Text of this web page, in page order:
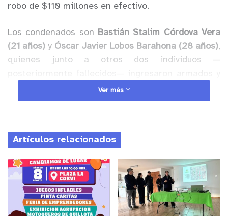
robo de $110 millones en efectivo.
Los condenados son Bastián Stalim Córdova Vera
(21 años) y Óscar Javier Lobos Barahona (28 años),
quienes junto a otros dos individuos —
con el rostro cubierto al domicilio de un trabajador
de BancoEstado en Quilpué. Allí lo intimidaron para
esposa y tres hijas, a subir a un vehículo en contra
de su voluntad.
Anuncio Patrocinado
Posteriormente, con las víctimas retenidas, los
antisociales ingresaron al banco, intimidaron al
Ver más
Artículos relacionados